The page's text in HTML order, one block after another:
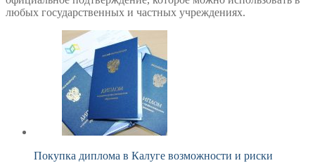
любых государственных и частных учреждениях.
Покупка диплома в Калуге возможности и риски